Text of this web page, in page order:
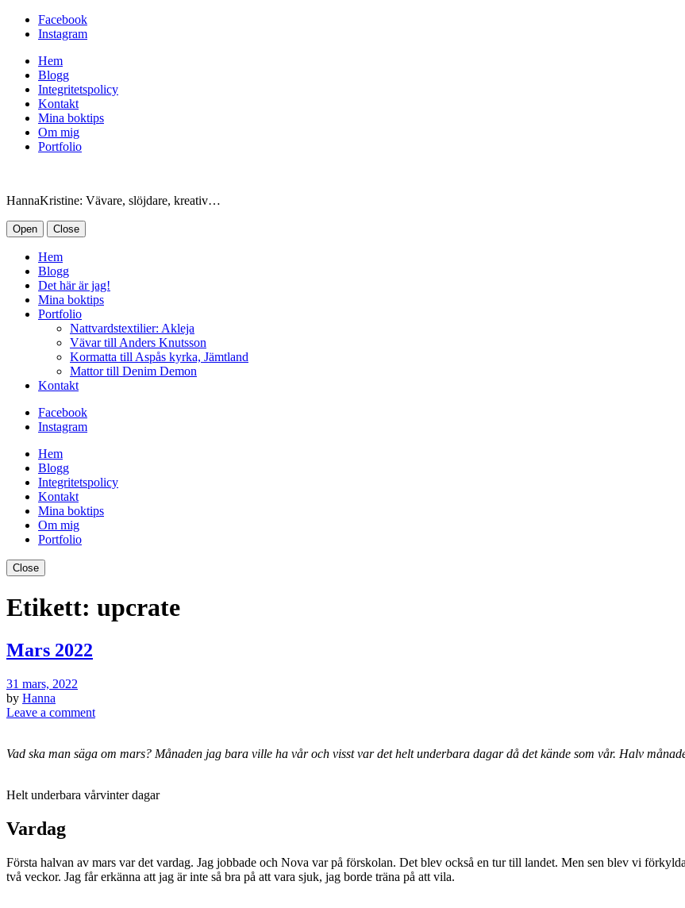
Facebook
Instagram
Hem
Blogg
Integritetspolicy
Kontakt
Mina boktips
Om mig
Portfolio
HannaKristine: Vävare, slöjdare, kreativ…
Open Close
Hem
Blogg
Det här är jag!
Mina boktips
Portfolio
Nattvardstextilier: Akleja
Vävar till Anders Knutsson
Kormatta till Aspås kyrka, Jämtland
Mattor till Denim Demon
Kontakt
Facebook
Instagram
Hem
Blogg
Integritetspolicy
Kontakt
Mina boktips
Om mig
Portfolio
Close
Etikett: upcrate
Mars 2022
31 mars, 2022
by Hanna
Leave a comment
Vad ska man säga om mars? Månaden jag bara ville ha vår och visst var det helt underbara dagar då det kände som vår. Halv
Helt underbara vårvinter dagar
Vardag
Första halvan av mars var det vardag. Jag jobbade och Nova var på förskolan. Det blev också en tur till landet. Men sen blev vi
två veckor. Jag får erkänna att jag är inte så bra på att vara sjuk, jag borde träna på att vila.